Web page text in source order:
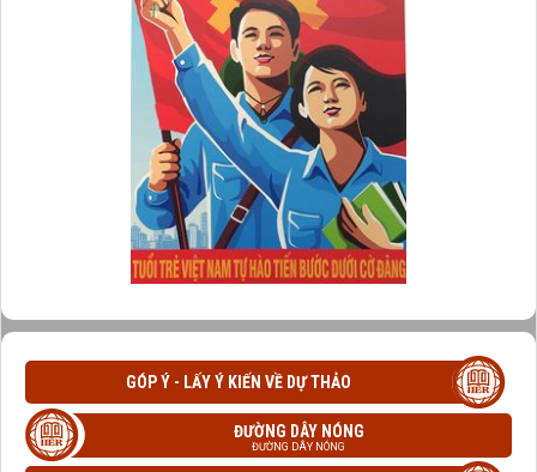
GÓP Ý - LẤY Ý KIẾN VỀ DỰ THẢO
ĐƯỜNG DÂY NÓNG
ĐƯỜNG DÂY NÓNG